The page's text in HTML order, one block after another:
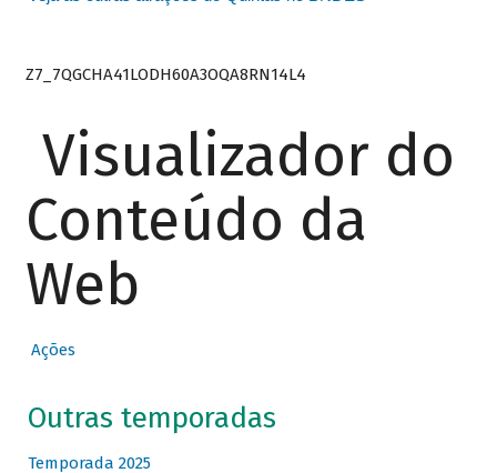
Z7_7QGCHA41LODH60A3OQA8RN14L4
Visualizador do
Conteúdo da
Web
Ações
Outras temporadas
Temporada 2025